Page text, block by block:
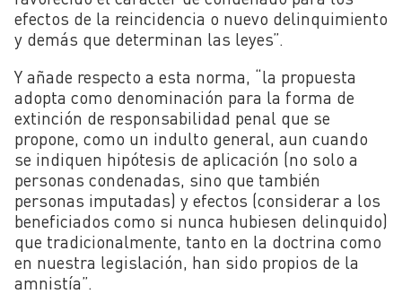
efectos de la reincidencia o nuevo delinquimiento
y demás que determinan las leyes”.
Y añade respecto a esta norma, “la propuesta
adopta como denominación para la forma de
extinción de responsabilidad penal que se
propone, como un indulto general, aun cuando
se indiquen hipótesis de aplicación (no solo a
personas condenadas, sino que también
personas imputadas) y efectos (considerar a los
beneficiados como si nunca hubiesen delinquido)
que tradicionalmente, tanto en la doctrina como
en nuestra legislación, han sido propios de la
amnistía”.